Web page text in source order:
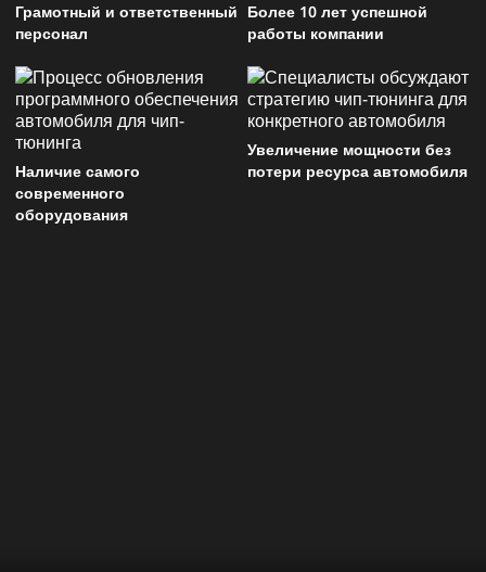
Грамотный и ответственный
персонал
Более 10 лет успешной
работы компании
Наличие самого
современного
оборудования
Увеличение мощности без
потери ресурса автомобиля